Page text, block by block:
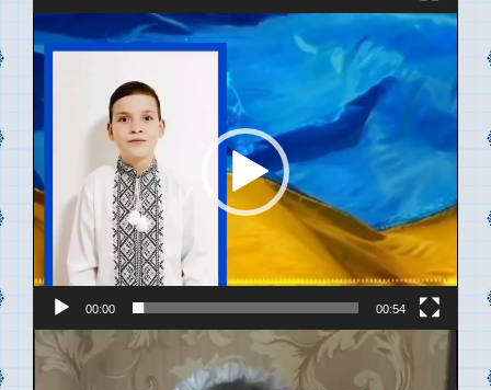
Відеопрогравач
00:00 00:54
Відеопрогравач